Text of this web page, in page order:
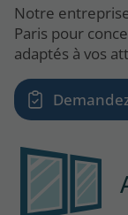
Notre
Paris pour
adaptés à vos